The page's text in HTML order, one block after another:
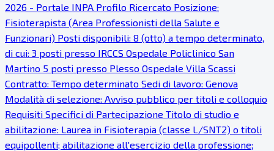
2026 - Portale INPA Profilo Ricercato Posizione:
Fisioterapista (Area Professionisti della Salute e
Funzionari) Posti disponibili: 8 (otto) a tempo determinato,
di cui: 3 posti presso IRCCS Ospedale Policlinico San
Martino 5 posti presso Plesso Ospedale Villa Scassi
Contratto: Tempo determinato Sedi di lavoro: Genova
Modalità di selezione: Avviso pubblico per titoli e colloquio
Requisiti Specifici di Partecipazione Titolo di studio e
abilitazione: Laurea in Fisioterapia (classe L/SNT2) o titoli
equipollenti; abilitazione all'esercizio della professione;